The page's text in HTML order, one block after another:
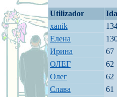
Utilizador
xanik
Елена
Ирина
67
ОЛЕГ
62
Олег
62
Слава
61